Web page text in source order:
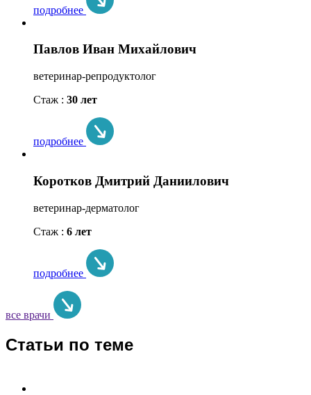
подробнее
Павлов Иван Михайлович
ветеринар-репродуктолог
Стаж : 30 лет
подробнее
Коротков Дмитрий Даниилович
ветеринар-дерматолог
Стаж : 6 лет
подробнее
все врачи
Статьи по теме